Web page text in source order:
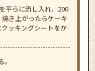
平らに流し入れ、200
き上がったらケーキ
ッキングシートをか